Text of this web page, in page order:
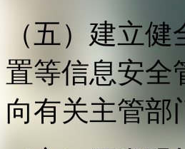
（五）建立
置等信息安全
向有关主管部